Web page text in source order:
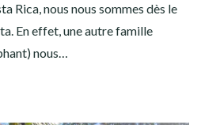
Rica, nous nous sommes dès le
En effet, une autre famille
nous…